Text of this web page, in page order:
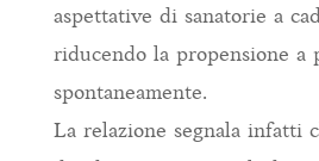
aspettative di sanatorie a
riducendo la propensione a
spontaneamente.
La relazione segnala infatti